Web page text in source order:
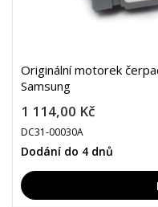
Originální motorek
Samsung
1 114,00 Kč
DC31-00030A
Dodání do 4 dnů